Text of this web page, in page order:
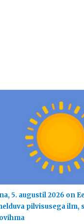
5. augustil 2026 on
pilvisusega ilm,